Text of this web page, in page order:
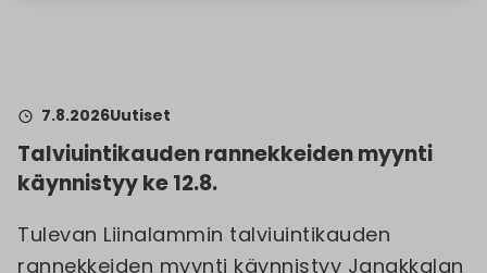
7.8.2026Uutiset
Talviuintikauden rannekkeiden myynti
käynnistyy ke 12.8.
Tulevan Liinalammin talviuintikauden
rannekkeiden myynti käynnistyy Janakkalan